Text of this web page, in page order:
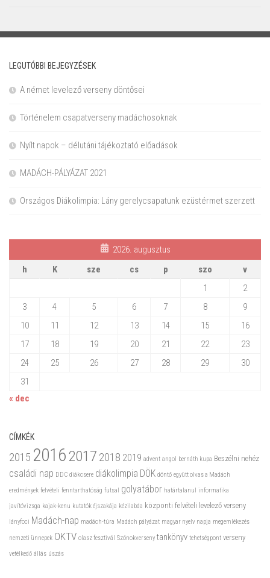
LEGUTÓBBI BEJEGYZÉSEK
A német levelező verseny döntősei
Történelem csapatverseny madáchosoknak
Nyílt napok – délutáni tájékoztató előadások
MADÁCH-PÁLYÁZAT 2021
Országos Diákolimpia: Lány gerelycsapatunk ezüstérmet szerzett
2026. augusztus
h
K sze cs p szo
v
1
2
3
4 5 6 7 8
9
10
11 12 13 14 15
16
17
18 19 20 21 22
23
24
25 26 27 28 29
30
31
« dec
CÍMKÉK
2015 20162017 2018 2019 advent angol bernáth kupa Beszélni nehéz
családi nap DDC diákcsere diákolimpia DÖK döntő együtt olvas a Madách
eredmények felvételi fenntarthatóság futsal golyatábor határtalanul informatika
javítóvizsga kajak-kenu kutatók éjszakája kézilabda központi felvételi levelező verseny
lányfoci Madách-nap madách-túra Madách pályázat magyar nyelv napja megemlékezés
nemzeti ünnepek OKTV olasz fesztivál Szónokverseny tankönyv tehetségpont verseny
vetélkedő állás úszás